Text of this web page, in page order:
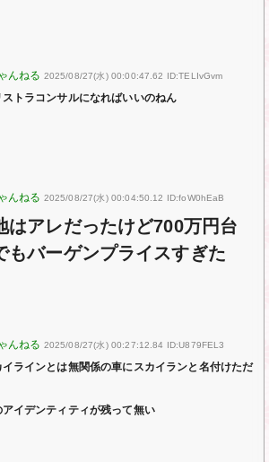
2025/08/27(水) 00:00:47.62 ID:TELIvGvm
トラコンサルになればいいのねん
2025/08/27(水) 00:04:50.12 ID:foW0hEaB
はアレだったけど700万円台
もバーゲンプライスすぎた
2025/08/27(水) 00:27:12.84 ID:U879FEL3
ラインとは無関係の車にスカイランと名付けただ
イデンティティが残って無い